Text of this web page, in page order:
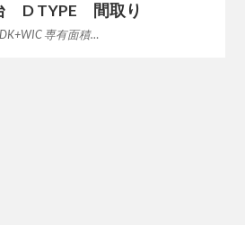
D TYPE 間取り
専有面積…